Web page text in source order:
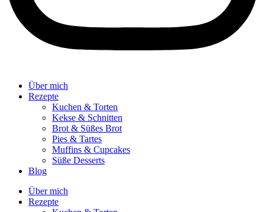
Über mich
Rezepte
Kuchen & Torten
Kekse & Schnitten
Brot & Süßes Brot
Pies & Tartes
Muffins & Cupcakes
Süße Desserts
Blog
Über mich
Rezepte